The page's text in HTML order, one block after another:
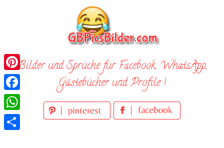
Bilder und Sprüche für Facebook, WhatsApp,
Gästebücher und Profile !
Pinterest
Facebook
WhatsApp